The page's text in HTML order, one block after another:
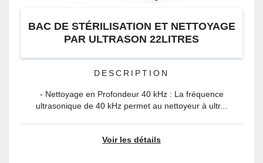
BAC DE STÉRILISATION ET NETTOYAGE
PAR ULTRASON 22LITRES
DESCRIPTION
- Nettoyage en Profondeur 40 kHz : La fréquence
ultrasonique de 40 kHz permet au nettoyeur à ultr...
Voir les détails